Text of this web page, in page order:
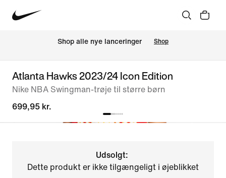
Shop alle nye lanceringer Shop
Atlanta Hawks 2023/24 Icon Edition
Nike NBA Swingman-trøje til større børn
699,95 kr.
Udsolgt:
Dette produkt er ikke tilgængeligt i øjeblikket